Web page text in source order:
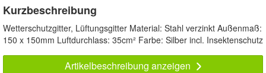
Kurzbeschreibung
Wetterschutzgitter, Lüftungsgitter Material: Stahl verzinkt Außenmaß:
150 x 150mm Luftdurchlass: 35cm² Farbe: Silber incl. Insektenschutz
Artikelbeschreibung anzeigen